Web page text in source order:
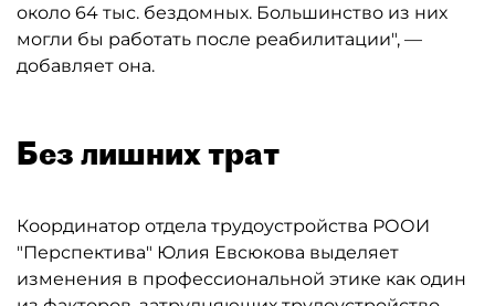
около 64 тыс. бездомных. Большинство из них
могли бы работать после реабилитации", —
добавляет она.
Без лишних трат
Координатор отдела трудоустройства РООИ
"Перспектива" Юлия Евсюкова выделяет
изменения в профессиональной этике как один